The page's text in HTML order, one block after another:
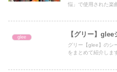
悩」で使用された楽
glee 【グリー】
グリー【glee】のシ
をまとめて紹介しま